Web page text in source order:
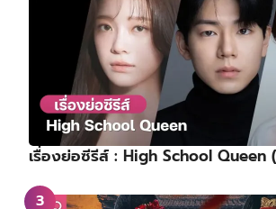
เรื่องย่อซีรีส์ : High School Queen